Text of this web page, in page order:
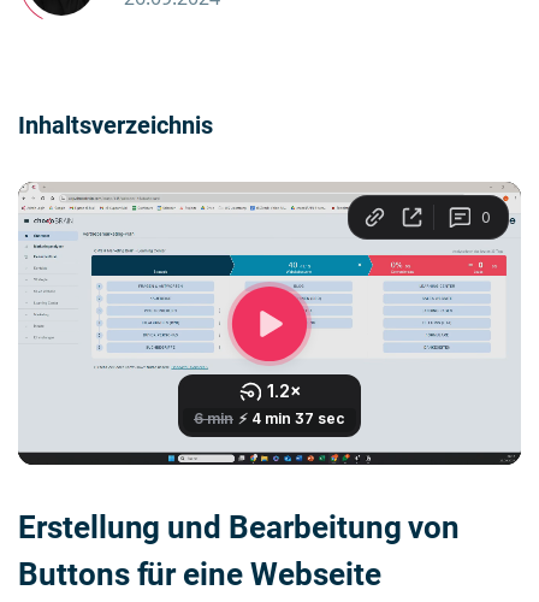
Inhaltsverzeichnis
Erstellung und Bearbeitung von
Buttons für eine Webseite